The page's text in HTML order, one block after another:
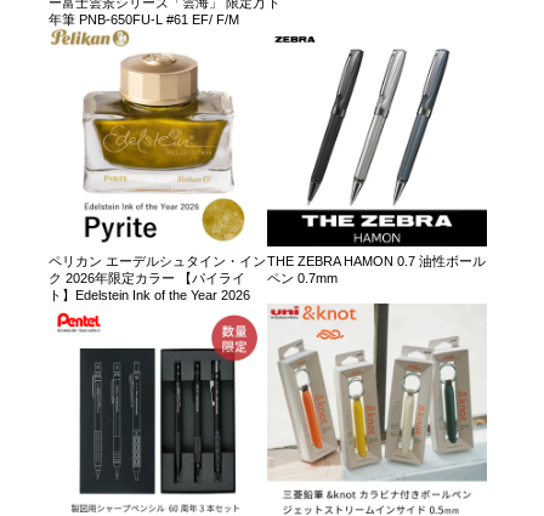
年筆 PNB-650FU-L #61 EF/ F/M
ペリカン エーデルシュタイン・イン
ク 2026年限定カラー 【パイライ
ト】Edelstein Ink of the Year 2026
THE ZEBRA HAMON 0.7 油性ボール
ペン 0.7mm